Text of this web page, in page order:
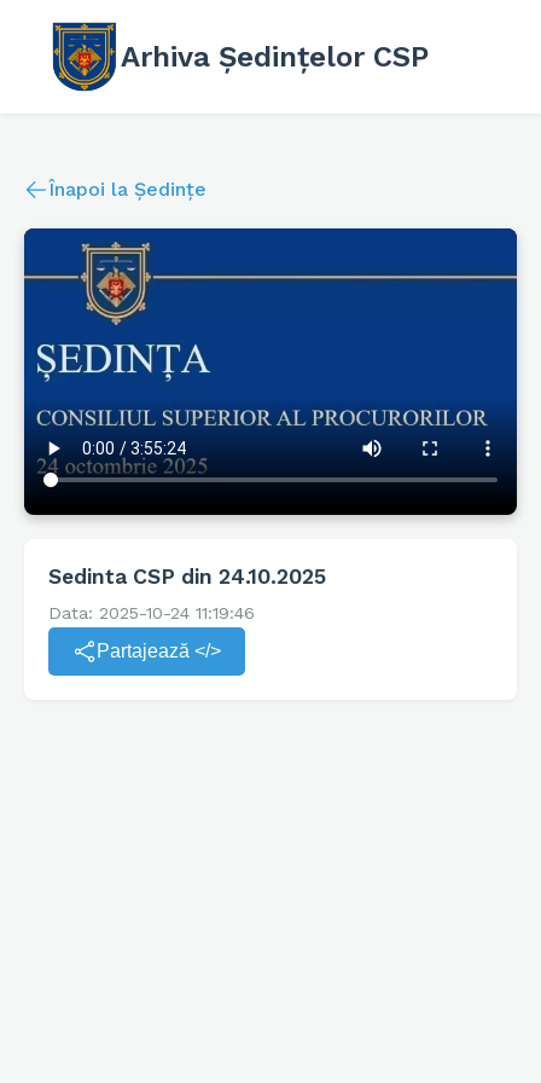
Arhiva Ședințelor CSP
Înapoi la Ședințe
Sedinta CSP din 24.10.2025
Data: 2025-10-24 11:19:46
Partajează </>